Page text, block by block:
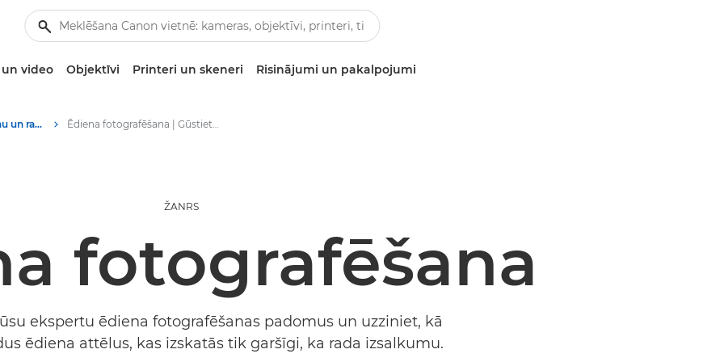
video Objektīvi Printeri un skeneri Risinājumi un pakalpojumi
Stāsti par fotografēšanu un radošumu Ēdiena fotografēšana | Gūstiet iedvesmu
ŽANRS
fotografēšana
ekspertu ēdiena fotografēšanas padomus un uzziniet, kā
ēdiena attēlus, kas izskatās tik garšīgi, ka rada izsalkumu.